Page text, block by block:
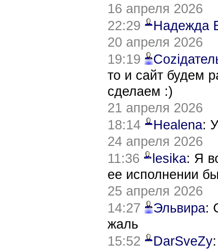
16 апреля 2026
22:29
Надежда
20 апреля 2026
19:19
то и сайт будем
сделаем :)
21 апреля 2026
18:14
Healena:
24 апреля 2026
11:36
lesika: Я
ее исполнении
25 апреля 2026
14:27
Эльвира:
жаль
15:52
DarSveZy